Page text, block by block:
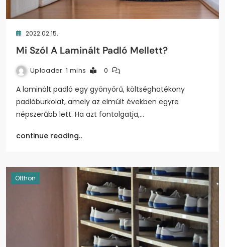
2022.02.15.
Mi Szól A Laminált Padló Mellett?
Uploader 1 mins 0
A laminált padló egy gyönyörű, költséghatékony
padlóburkolat, amely az elmúlt években egyre
népszerűbb lett. Ha azt fontolgatja,…
continue reading..
Otthon